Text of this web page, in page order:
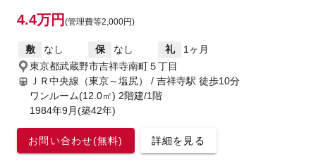
4.4万円 (管理費等2,000円)
敷 なし 保 なし 礼
1ヶ月
東京都武蔵野市吉祥寺南町５丁目
ＪＲ中央線（東京～塩尻） / 吉祥寺駅 徒歩10分
ワンルーム(12.0㎡) 2階建/1階
1984年9月(築42年)
お問い合わせ(無料) 詳細を見る